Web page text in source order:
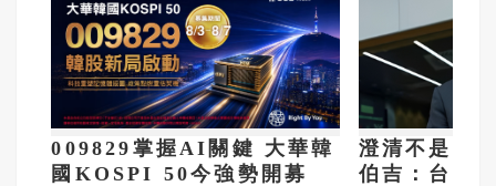
009829掌握AI關鍵 大華韓
國KOSPI 50今強勢開募
澄清不是「
伯吉：台灣